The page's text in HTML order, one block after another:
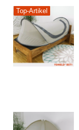
Top-Artikel